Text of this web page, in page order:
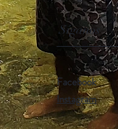
Síganos
Facebook
Instagram